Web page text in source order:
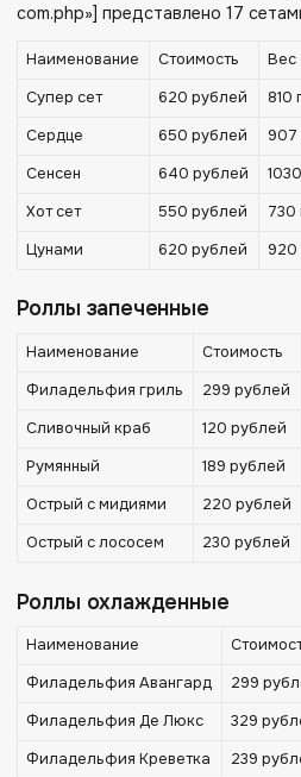
com.php»] представлено 17
Наименование Стоимость
Вес
Супер сет
620 рублей
810
Сердце
650 рублей
907
Сенсен
640 рублей
Хот сет
550 рублей
730
Цунами
620 рублей 920
Роллы запеченные
Наименование Стоимость
Филадельфия гриль
299 рублей
Сливочный краб
120 рублей
Румянный
189 рублей
Острый с мидиями
220 рублей
Острый с лососем
230 рублей
Роллы охлажденные
Наименование
Филадельфия Авангард
299
Филадельфия Де Люкс
329
Филадельфия Креветка
239